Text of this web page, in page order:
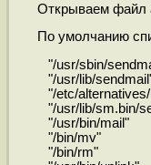
Открываем файл
По умолчанию
"/usr/sbin/
"/usr/lib/
"/etc/
"/usr/lib/sm.bin/
"/usr/bin/mail"
"/bin/mv"
"/bin/rm"